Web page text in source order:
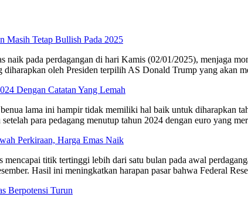
Masih Tetap Bullish Pada 2025
pada perdagangan di hari Kamis (02/01/2025), menjaga
diharapkan oleh Presiden terpilih AS Donald Trump yang akan
Dengan Catatan Yang Lemah
lama ini hampir tidak memiliki hal baik untuk diharapkan
para pedagang menutup tahun 2024 dengan euro yang
Perkiraan, Harga Emas Naik
titik tertinggi lebih dari satu bulan pada awal
Hasil ini meningkatkan harapan pasar bahwa Federal
Berpotensi Turun